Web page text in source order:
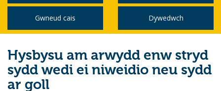
Gwneud cais Dywedwch
Hysbysu am arwydd enw stryd
sydd wedi ei niweidio neu sydd
ar goll